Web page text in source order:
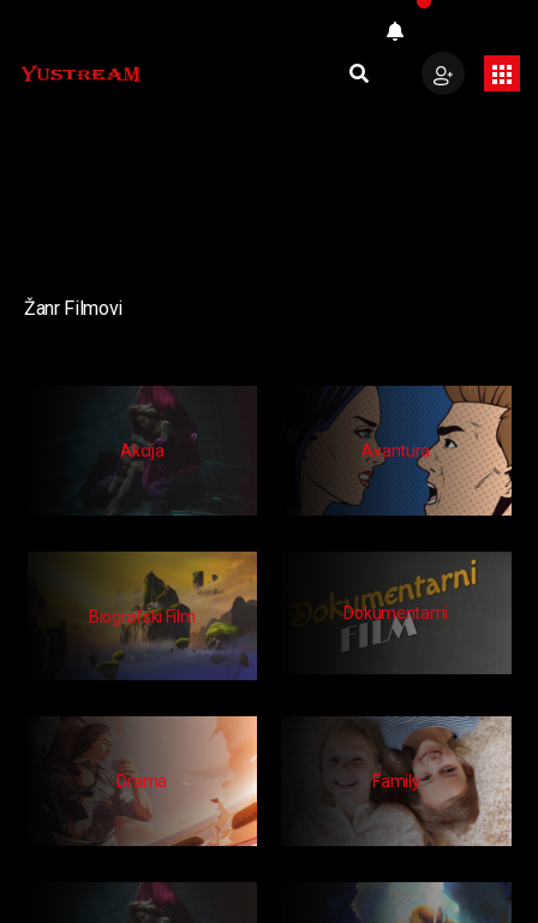
Žanr Filmovi
Akcija Avantura
Biografski Film Dokumentarni
Drama Family